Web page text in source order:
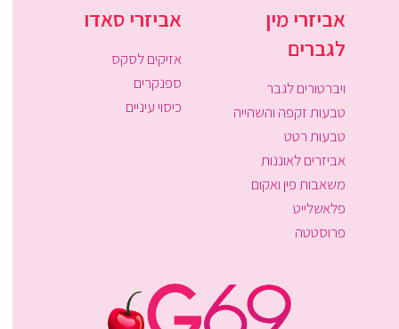
אביזרי מין
לגברים
ויברטורים לגבר
טבעות זקפה והשהייה
טבעות רטט
אביזרים לאוננות
משאבות פין ואקום
פלאשלייט
פרוסטטה
אביזרי סאדו
אזיקים לסקס
ספנקרים
כיסוי עיניים